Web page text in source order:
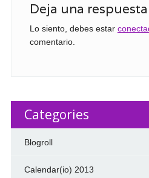
Deja una respuesta
Lo siento, debes estar
comentario.
Categories
Blogroll
Calendar(io) 2013